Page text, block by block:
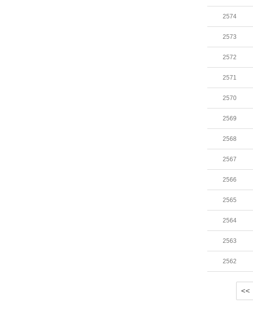
2574
2573
2572
2571
2570
2569
2568
2567
2566
2565
2564
2563
2562
<<